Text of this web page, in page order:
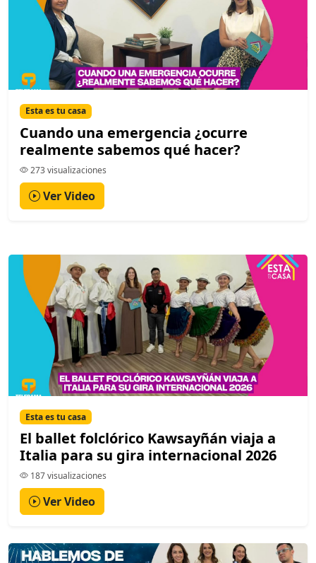
Esta es tu casa
Cuando una emergencia ¿ocurre
realmente sabemos qué hacer?
273 visualizaciones
Ver Video
Esta es tu casa
El ballet folclórico Kawsayñán viaja a
Italia para su gira internacional 2026
187 visualizaciones
Ver Video